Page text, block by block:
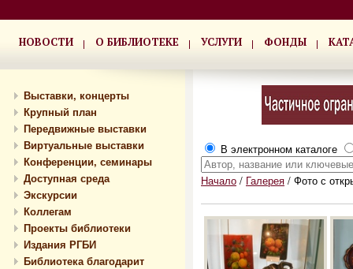
НОВОСТИ О БИБЛИОТЕКЕ УСЛУГИ ФОНДЫ
Выставки, концерты
Крупный план
Передвижные выставки
Виртуальные выставки
Конференции, семинары
Доступная среда
Экскурсии
Коллегам
Проекты библиотеки
Издания РГБИ
Библиотека благодарит
В электронном каталоге
Начало / Галерея / Фото с